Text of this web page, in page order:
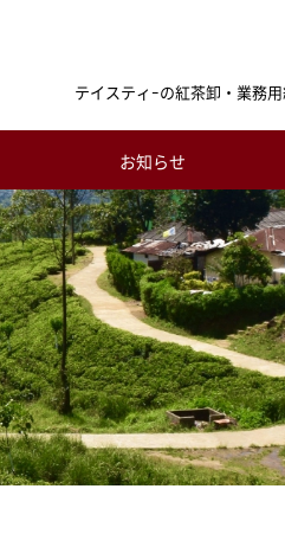
テイスティｰの紅茶卸・業務
お知らせ